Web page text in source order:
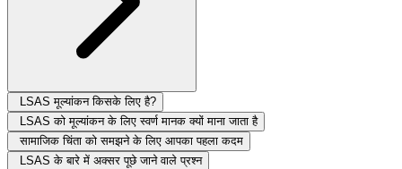
LSAS मूल्यांकन किसके लिए है?
LSAS को मूल्यांकन के लिए स्वर्ण मानक क्यों माना जाता है
सामाजिक चिंता को समझने के लिए आपका पहला कदम
LSAS के बारे में अक्सर पूछे जाने वाले प्रश्न